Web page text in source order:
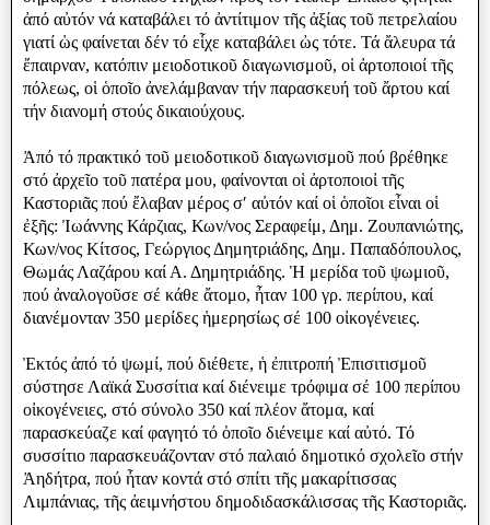
ἀπό αὐτόν νά καταβάλει τό ἀντίτιμον τῆς ἀξίας τοῦ πετρελαίου
γιατί ὡς φαίνεται δέν τό εἷχε καταβάλει ὠς τότε. Τά ἄλευρα τά
ἔπαιρναν, κατόπιν μειοδοτικοῦ διαγωνισμοῦ, οἱ ἀρτοποιοί τῆς
πόλεως, οἱ ὁποῖο ἀνελάμβαναν τήν παρασκευή τοῦ ἄρτου καί
τήν διανομή στούς δικαιούχους.
Ἀπό τό πρακτικό τοῦ μειοδοτικοῦ διαγωνισμοῦ πού βρέθηκε
στό ἀρχεῖο τοῦ πατέρα μου, φαίνονται οἱ ἀρτοποιοἰ τῆς
Καστοριᾶς πού ἔλαβαν μέρος σʹ αὐτόν καί οἱ ὁποῖοι εἶναι οἱ
ἐξῆς: Ἰωάννης Κάρζιας, Κων/νος Σεραφείμ, Δημ. Ζουπανιώτης,
Κων/νος Κίτσος, Γεώργιος Δημητριάδης, Δημ. Παπαδόπουλος,
Θωμάς Λαζάρου καί Α. Δημητριάδης. Ἡ μερίδα τοῦ ψωμιοῦ,
πού ἀναλογοῦσε σέ κάθε ἄτομο, ἦταν 100 γρ. περίπου, καί
διανέμονταν 350 μερίδες ἡμερησίως σέ 100 οἰκογένειες.
Ἐκτός ἀπό τό ψωμί, πού διέθετε, ἡ ἐπιτροπή Ἐπισιτισμοῦ
σύστησε Λαϊκά Συσσίτια καί διένειμε τρόφιμα σέ 100 περίπου
οἰκογένειες, στό σύνολο 350 καί πλέον ἄτομα, καί
παρασκεύαζε καί φαγητό τό ὁποῖο διένειμε καί αὐτό. Τό
συσσίτιο παρασκευάζονταν στό παλαιό δημοτικό σχολεῖο στήν
Ἀηδήτρα, πού ἦταν κοντά στό σπίτι τῆς μακαρίτισσας
Λιμπάνιας, τῆς ἀειμνήστου δημοδιδασκάλισσας τῆς Καστοριᾶς.